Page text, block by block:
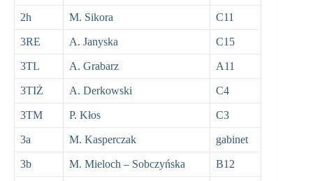
2h M. Sikora C11
3RE A. Janyska C15
3TL A. Grabarz A11
3TIŻ A. Derkowski C4
3TM P. Kłos C3
3a M. Kasperczak gabinet
3b M. Mieloch – Sobczyńska B12